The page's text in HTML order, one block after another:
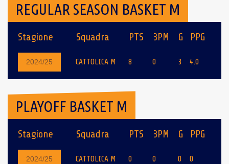
REGULAR SEASON BASKET M
Stagione Squadra PTS 3PM G PPG
2024/25 CATTOLICA M 8 0 3 4.0
PLAYOFF BASKET M
Stagione Squadra PTS 3PM G PPG
2024/25 CATTOLICA M 0 0 0 0